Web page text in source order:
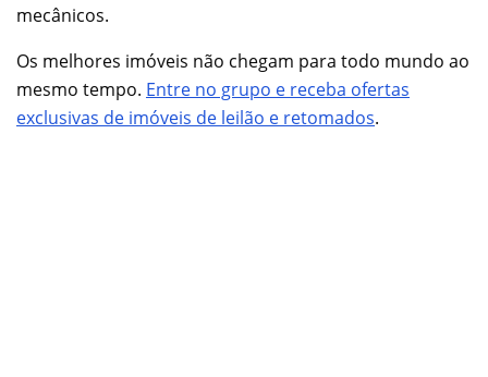
mecânicos.
Os melhores imóveis não chegam para todo mundo ao
mesmo tempo. Entre no grupo e receba ofertas
exclusivas de imóveis de leilão e retomados.